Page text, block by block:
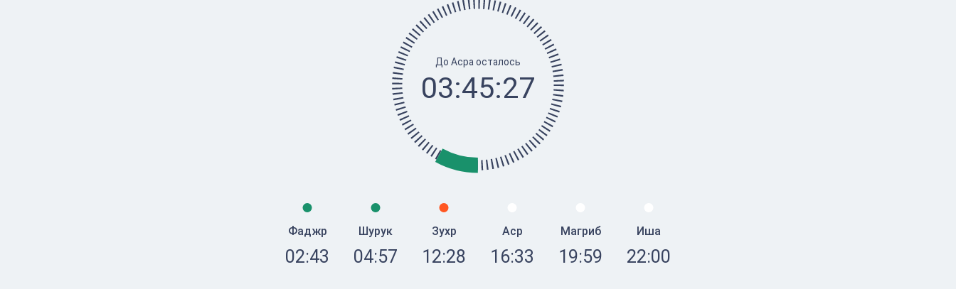
До Асра осталось
03:45:27
Фаджр
02:43
Шурук
04:57
Зухр
12:28
Аср
16:33
Магриб
19:59
Иша
22:00